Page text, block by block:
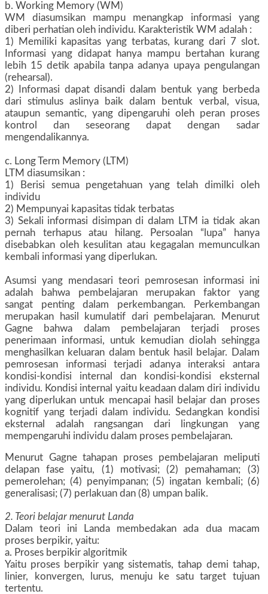
b. Working Memory (WM)
WM diasumsikan mampu menangkap informasi yang
diberi perhatian oleh individu. Karakteristik WM adalah :
1) Memiliki kapasitas yang terbatas, kurang dari 7 slot.
Informasi yang didapat hanya mampu bertahan kurang
lebih 15 detik apabila tanpa adanya upaya pengulangan
(rehearsal).
2) Informasi dapat disandi dalam bentuk yang berbeda
dari stimulus aslinya baik dalam bentuk verbal, visua,
ataupun semantic, yang dipengaruhi oleh peran proses
kontrol dan seseorang dapat dengan sadar
mengendalikannya.
c. Long Term Memory (LTM)
LTM diasumsikan :
1) Berisi semua pengetahuan yang telah dimilki oleh
individu
2) Mempunyai kapasitas tidak terbatas
3) Sekali informasi disimpan di dalam LTM ia tidak akan
pernah terhapus atau hilang. Persoalan “lupa” hanya
disebabkan oleh kesulitan atau kegagalan memunculkan
kembali informasi yang diperlukan.
Asumsi yang mendasari teori pemrosesan informasi ini
adalah bahwa pembelajaran merupakan faktor yang
sangat penting dalam perkembangan. Perkembangan
merupakan hasil kumulatif dari pembelajaran. Menurut
Gagne bahwa dalam pembelajaran terjadi proses
penerimaan informasi, untuk kemudian diolah sehingga
menghasilkan keluaran dalam bentuk hasil belajar. Dalam
pemrosesan informasi terjadi adanya interaksi antara
kondisi-kondisi internal dan kondisi-kondisi eksternal
individu. Kondisi internal yaitu keadaan dalam diri individu
yang diperlukan untuk mencapai hasil belajar dan proses
kognitif yang terjadi dalam individu. Sedangkan kondisi
eksternal adalah rangsangan dari lingkungan yang
mempengaruhi individu dalam proses pembelajaran.
Menurut Gagne tahapan proses pembelajaran meliputi
delapan fase yaitu, (1) motivasi; (2) pemahaman; (3)
pemerolehan; (4) penyimpanan; (5) ingatan kembali; (6)
generalisasi; (7) perlakuan dan (8) umpan balik.
2. Teori belajar menurut Landa
Dalam teori ini Landa membedakan ada dua macam
proses berpikir, yaitu:
a. Proses berpikir algoritmik
Yaitu proses berpikir yang sistematis, tahap demi tahap,
linier, konvergen, lurus, menuju ke satu target tujuan
tertentu.